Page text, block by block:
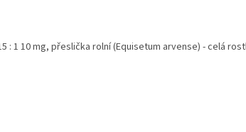
1 10 mg, přeslička rolní (Equisetum arvense) - celá